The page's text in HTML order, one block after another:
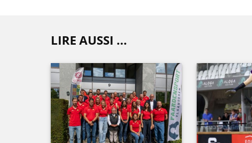
LIRE AUSSI ...